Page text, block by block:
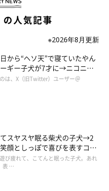
の人気記事
※2026年8月更新
から“ヘソ天”で寝ていたやん
ギー子犬が7才に→ニコニ
ースマイル”が魅力のコに成
は、X（旧Twitter）ユーザー＠
スヤスヤ眠る柴犬の子犬→2
顔としっぽで喜びを表すコに
び疲れて、こてんと眠った子犬。あれ
表 …